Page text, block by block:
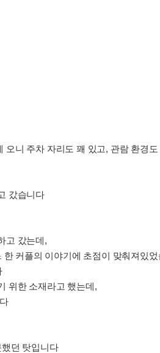
니 주차 자리도 꽤 있고, 관람 환경
갔습니다
고 갔는데,
커플의 이야기에 초점이 맞춰져있
위한 소재라고 했는데,
던 탓입니다